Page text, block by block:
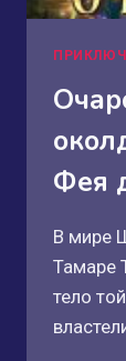
Фея
В мире
Тамаре
тело